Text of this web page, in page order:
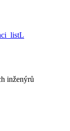
inženýrů